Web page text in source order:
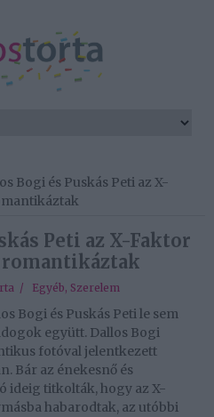
Bogi és Puskás Peti az X-
Peti az X-Faktor
/ Egyéb, Szerelem
Bogi és Puskás Peti le sem
együtt. Dallos Bogi
fotóval jelentkezett
Bár az énekesnő és
ideig titkolták, hogy az X-
habarodtak, az utóbbi